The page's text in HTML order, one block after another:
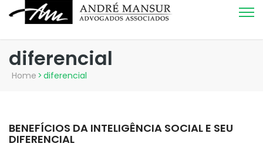
diferencial
Home > diferencial
BENEFÍCIOS DA INTELIGÊNCIA SOCIAL E SEU
DIFERENCIAL